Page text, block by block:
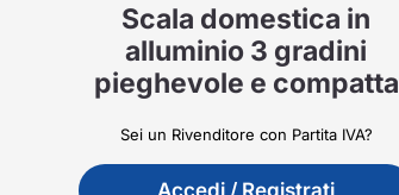
Scala domestica in
alluminio 3 gradini
pieghevole e compatta
Sei un Rivenditore con Partita IVA?
Accedi / Registrati